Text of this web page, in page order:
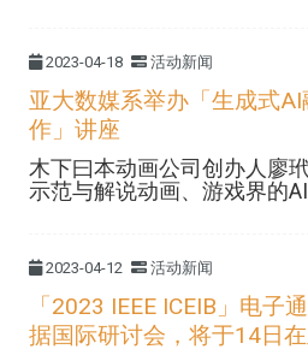
2023-04-18 活动新闻
亚大数媒系举办「生成式
作」讲座
木下曰本动画公司创办人廖
示范与解说动画、游戏界的
2023-04-12 活动新闻
「2023 IEEE ICEIB」电子
据国际研讨会，将于14日